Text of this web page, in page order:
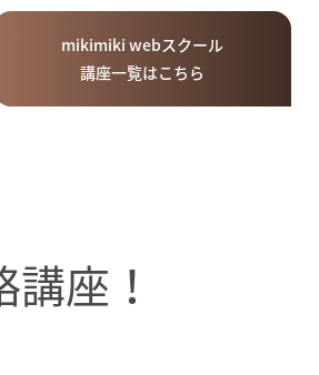
mikimiki webスクール
講座一覧はこちら
座！